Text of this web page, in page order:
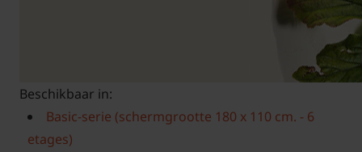
Beschikbaar in:
Basic-serie (schermgrootte 180 x 110 cm. - 6
etages)